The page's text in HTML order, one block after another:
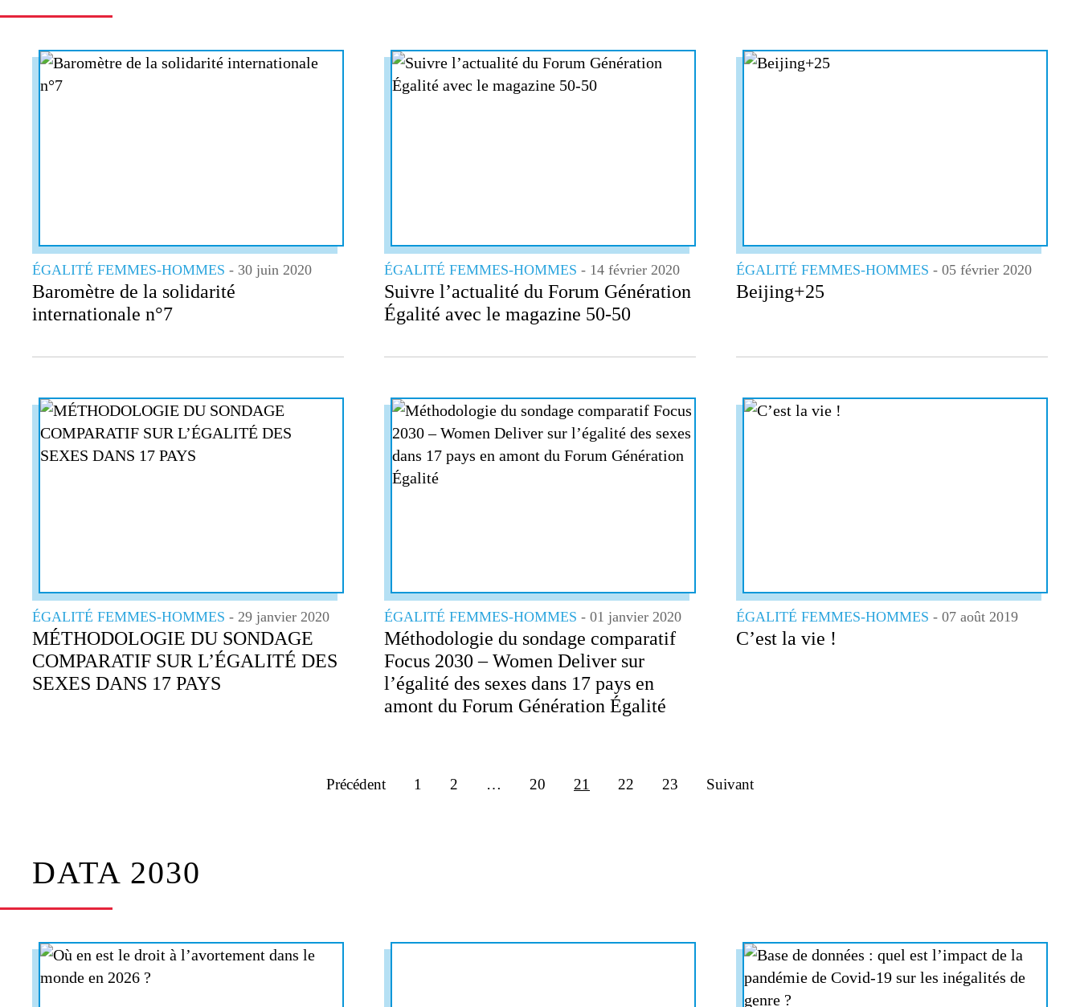
ÉGALITÉ FEMMES-HOMMES - 30 juin 2020
Baromètre de la solidarité
internationale n°7
ÉGALITÉ FEMMES-HOMMES - 14 février 2020
Suivre l’actualité du Forum Génération
Égalité avec le magazine 50-50
ÉGALITÉ FEMMES-HOMMES - 05 février 2020
Beijing+25
ÉGALITÉ FEMMES-HOMMES - 29 janvier 2020
MÉTHODOLOGIE DU SONDAGE
COMPARATIF SUR L’ÉGALITÉ DES
SEXES DANS 17 PAYS
ÉGALITÉ FEMMES-HOMMES - 01 janvier 2020
Méthodologie du sondage comparatif
Focus 2030 – Women Deliver sur
l’égalité des sexes dans 17 pays en
amont du Forum Génération Égalité
ÉGALITÉ FEMMES-HOMMES - 07 août 2019
C’est la vie !
Précédent 1 2 … 20 21 22 23 Suivant
DATA 2030